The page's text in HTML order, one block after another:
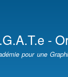
-
pour une